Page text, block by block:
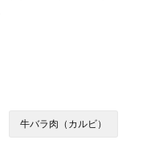
牛バラ肉（カルビ）